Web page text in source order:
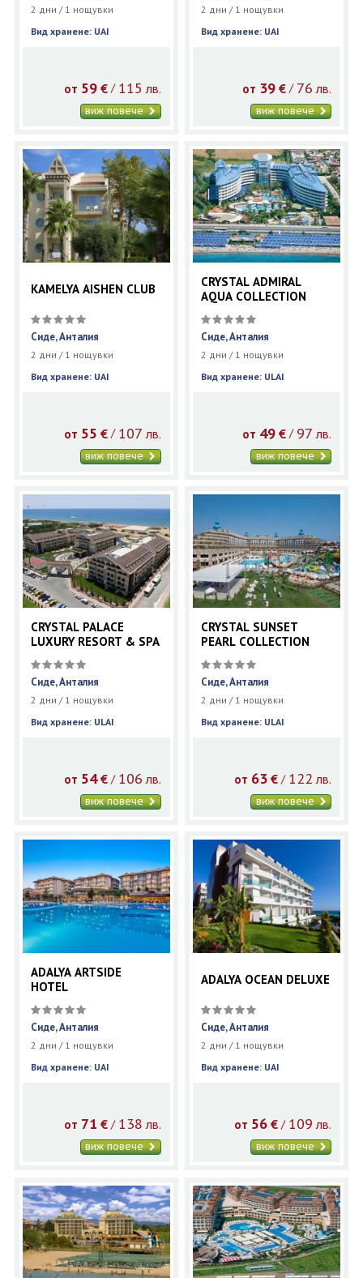
2 дни / 1 нощувки
Вид хранене: UAI
от 59 €/ 115 лв.
виж повече
2 дни / 1 нощувки
Вид хранене: UAI
от 39 € / 76 лв.
виж повече
KAMELYA AISHEN CLUB
Сиде, Анталия
2 дни / 1 нощувки
Вид хранене: UAI
от 55 €/ 107 лв.
виж повече
CRYSTAL ADMIRAL
AQUA COLLECTION
Сиде, Анталия
2 дни / 1 нощувки
Вид хранене: ULAI
от 49 € / 97 лв.
виж повече
CRYSTAL PALACE
LUXURY RESORT & SPA
Сиде, Анталия
2 дни / 1 нощувки
Вид хранене: ULAI
от 54 €/ 106 лв.
виж повече
CRYSTAL SUNSET
PEARL COLLECTION
Сиде, Анталия
2 дни / 1 нощувки
Вид хранене: ULAI
от 63 € / 122 лв.
виж повече
ADALYA ARTSIDE
HOTEL
Сиде, Анталия
2 дни / 1 нощувки
Вид хранене: UAI
от 71 €/ 138 лв.
виж повече
ADALYA OCEAN DELUXE
Сиде, Анталия
2 дни / 1 нощувки
Вид хранене: UAI
от 56 € / 109 лв.
виж повече